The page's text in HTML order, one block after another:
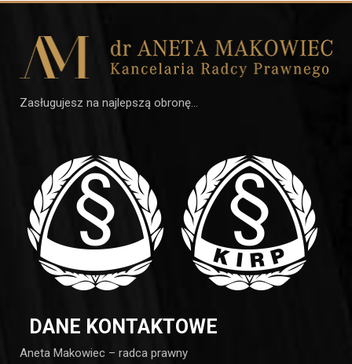
Zasługujesz na najlepszą obronę…
DANE KONTAKTOWE
Aneta Makowiec – radca prawny